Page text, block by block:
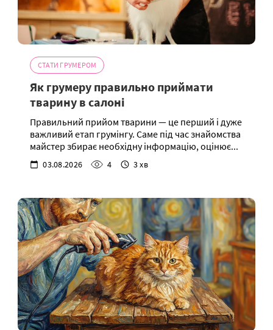
СТАТИ ГРУМЕРОМ
Як грумеру правильно приймати
тварину в салоні
Правильний прийом тварини — це перший і дуже
важливий етап грумінгу. Саме під час знайомства
майстер збирає необхідну інформацію, оцінює...
03.08.2026 4 3 хв